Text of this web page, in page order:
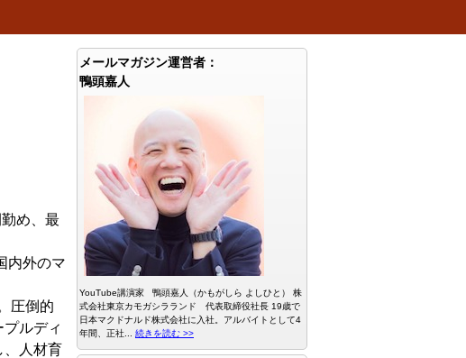
め、最
内外のマ
圧倒的
ルディ
、人材育
メールマガジン運営者：
鴨頭嘉人
YouTube講演家 鴨頭嘉人（かもがしら よしひと） 株
式会社東京カモガシラランド 代表取締役社長 19歳で
日本マクドナルド株式会社に入社。アルバイトとして4
年間、正社... 続きを読む >>